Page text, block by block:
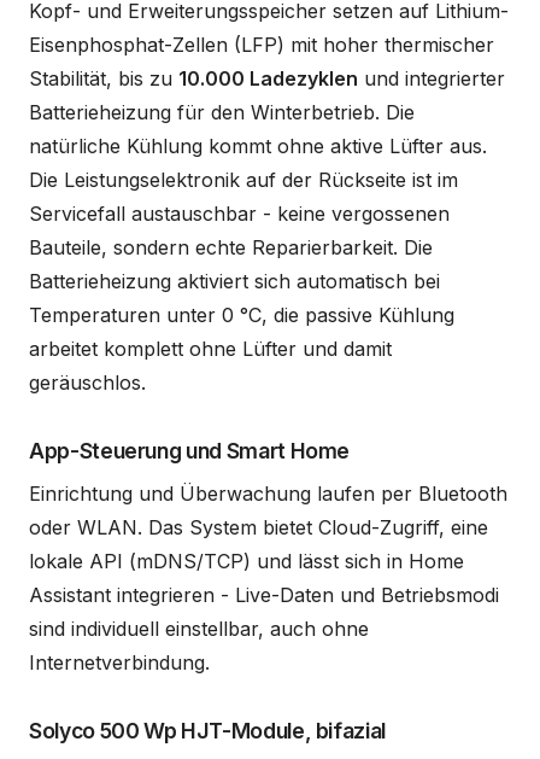
Kopf- und Erweiterungsspeicher setzen auf Lithium-
Eisenphosphat-Zellen (LFP) mit hoher thermischer
Stabilität, bis zu 10.000 Ladezyklen und integrierter
Batterieheizung für den Winterbetrieb. Die
natürliche Kühlung kommt ohne aktive Lüfter aus.
Die Leistungselektronik auf der Rückseite ist im
Servicefall austauschbar - keine vergossenen
Bauteile, sondern echte Reparierbarkeit. Die
Batterieheizung aktiviert sich automatisch bei
Temperaturen unter 0 °C, die passive Kühlung
arbeitet komplett ohne Lüfter und damit
geräuschlos.
App-Steuerung und Smart Home
Einrichtung und Überwachung laufen per Bluetooth
oder WLAN. Das System bietet Cloud-Zugriff, eine
lokale API (mDNS/TCP) und lässt sich in Home
Assistant integrieren - Live-Daten und Betriebsmodi
sind individuell einstellbar, auch ohne
Internetverbindung.
Solyco 500 Wp HJT-Module, bifazial